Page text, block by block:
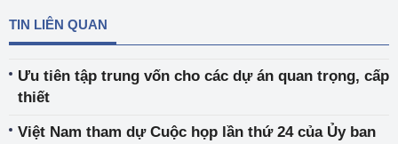
TIN LIÊN QUAN
Ưu tiên tập trung vốn cho các dự án quan trọng, cấp
thiết
Việt Nam tham dự Cuộc họp lần thứ 24 của Ủy ban